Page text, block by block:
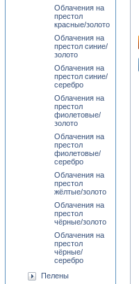
Облачения на
престол
красные/золото
Облачения на
престол синие/
золото
Облачения на
престол синие/
серебро
Облачения на
престол
фиолетовые/
золото
Облачения на
престол
фиолетовые/
серебро
Облачения на
престол
жёлтые/золото
Облачения на
престол
чёрные/золото
Облачения на
престол
чёрные/
серебро
Пелены